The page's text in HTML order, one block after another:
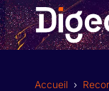
Allez
au
contenu
Accueil ›